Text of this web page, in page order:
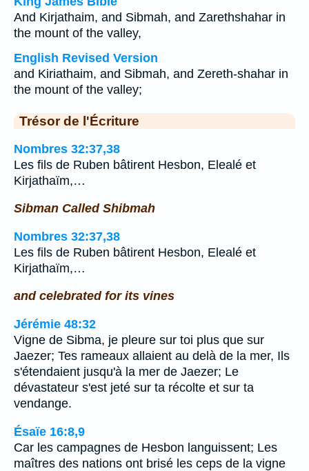
And Kirjathaim, and Sibmah, and Zarethshahar in
the mount of the valley,
English Revised Version
and Kiriathaim, and Sibmah, and Zereth-shahar in
the mount of the valley;
Trésor de l'Écriture
Nombres 32:37,38
Les fils de Ruben bâtirent Hesbon, Elealé et
Kirjathaïm,…
Sibman Called Shibmah
Nombres 32:37,38
Les fils de Ruben bâtirent Hesbon, Elealé et
Kirjathaïm,…
and celebrated for its vines
Jérémie 48:32
Vigne de Sibma, je pleure sur toi plus que sur
Jaezer; Tes rameaux allaient au delà de la mer, Ils
s'étendaient jusqu'à la mer de Jaezer; Le
dévastateur s'est jeté sur ta récolte et sur ta
vendange.
Ésaïe 16:8,9
Car les campagnes de Hesbon languissent; Les
maîtres des nations ont brisé les ceps de la vigne